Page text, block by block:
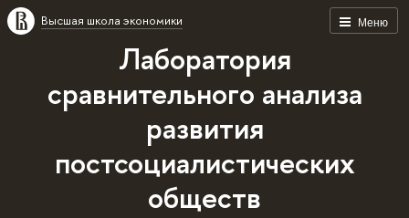
Меню
Высшая школа экономики
Лаборатория
сравнительного анализа
развития
постсоциалистических
обществ